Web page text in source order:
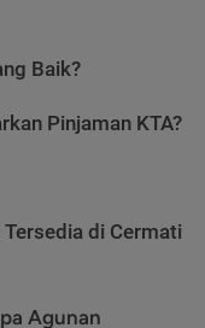
Baik?
Pinjaman KTA?
Tersedia di Cermati
Agunan